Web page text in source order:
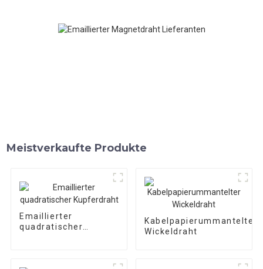
Meistverkaufte Produkte
Emaillierter
quadratischer
Kabelpapierummantelter
Wickeldraht